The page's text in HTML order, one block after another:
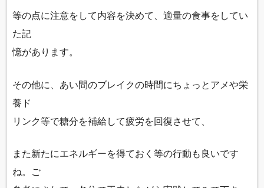
等の点に注意をして内容を決めて、適量の食事をしてい
た記
憶があります。
その他に、あい間のブレイクの時間にちょっとアメや栄
養ド
リンク等で糖分を補給して疲労を回復させて、
また新たにエネルギーを得ておく等の行動も良いです
ね。ご